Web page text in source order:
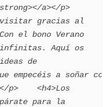
a></p>
visitar gracias al
el bono Verano
infinitas. Aquí os
de
empecéis a soñar con
p>    <h4>Los
para la